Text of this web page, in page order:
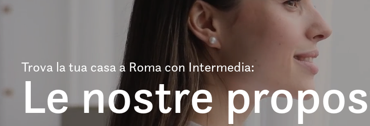
Trova la tua casa a Roma con Intermedia:
Le nostre